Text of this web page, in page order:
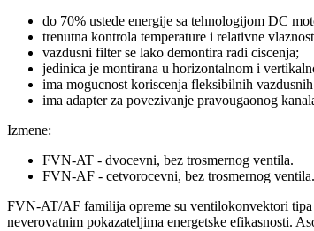
do 70% ustede energije sa tehnologijom DC
trenutna kontrola temperature i relativne
vazdusni filter se lako demontira radi ciscenja;
jedinica je montirana u horizontalnom i
ima mogucnost koriscenja fleksibilnih
ima adapter za povezivanje pravougaonog
Izmene:
FVN-AT - dvocevni, bez trosmernog ventila.
FVN-AF - cetvorocevni, bez trosmernog ventila.
FVN-AT/AF familija opreme su ventilokonvektori tipa
neverovatnim pokazateljima energetske efikasnosti.